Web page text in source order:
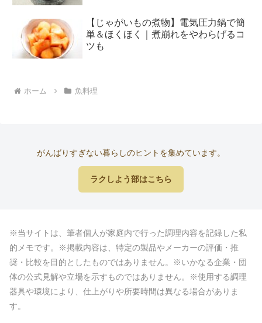
【じゃがいもの煮物】電気圧力鍋で簡
単＆ほくほく｜煮崩れをやわらげるコ
ツも
ホーム 魚料理
がんばりすぎない暮らしのヒントを集めています。
ラクしよう部はこちら
※当サイトは、筆者個人が家庭内で行った調理内容を記録した私
的メモです。※掲載内容は、特定の製品やメーカーの評価・推
奨・比較を目的としたものではありません。※いかなる企業・団
体の公式見解や立場を示すものではありません。※使用する調理
器具や環境により、仕上がりや所要時間は異なる場合がありま
す。